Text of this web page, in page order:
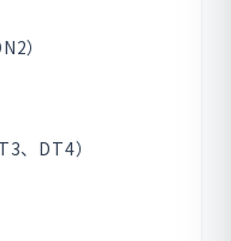
）
、DT4）